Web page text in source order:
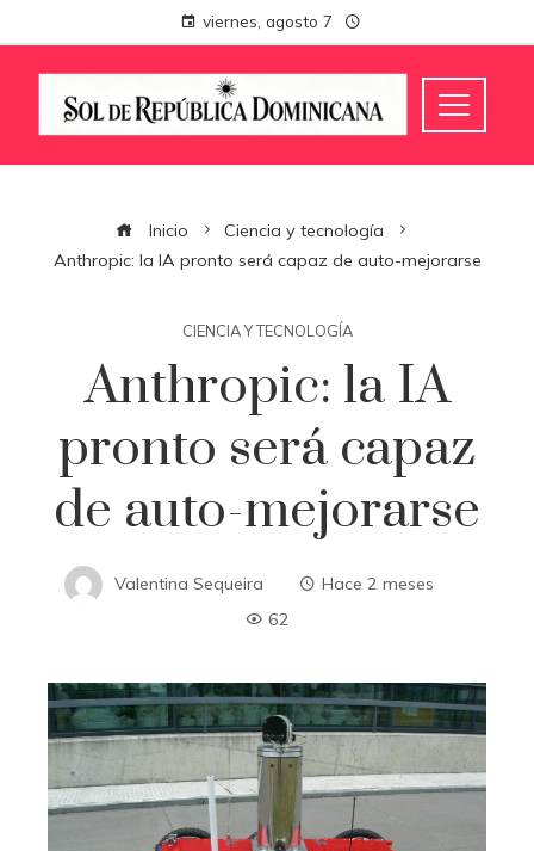
viernes, agosto 7
Inicio
Ciencia y tecnología
Anthropic: la IA pronto será capaz de auto-mejorarse
CIENCIA Y TECNOLOGÍA
Anthropic: la IA
pronto será capaz
de auto-mejorarse
Valentina Sequeira
Hace 2 meses
62